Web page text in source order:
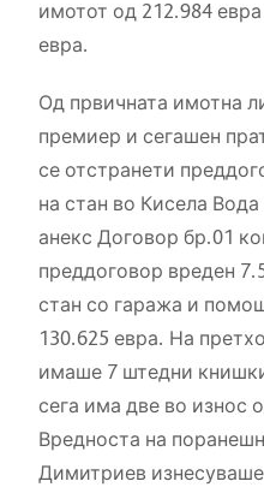
имотот од 212.984
евра.
Од првичната имотна
премиер и сегашен
се отстранети
на стан во Кисела
анекс Договор бр.01
преддоговор вреден
стан со гаража и
130.625 евра. На
имаше 7 штедни
сега има две во износ
Вредноста на
Димитриев